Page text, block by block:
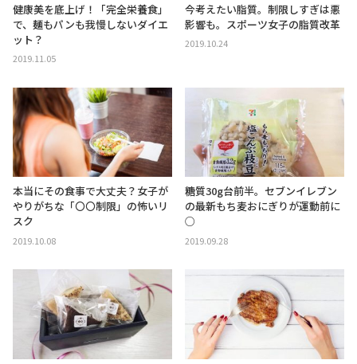
健康美を底上げ！「完全栄養食」
で、麺もパンも我慢しないダイエ
ット？
2019.11.05
今考えたい脂質。制限しすぎは悪
影響も。スポーツ女子の脂質改革
2019.10.24
本当にその食事で大丈夫？女子が
やりがちな「〇〇制限」の怖いリ
スク
2019.10.08
糖質30g台前半。セブンイレブン
の最新もち麦おにぎりが運動前に
○
2019.09.28